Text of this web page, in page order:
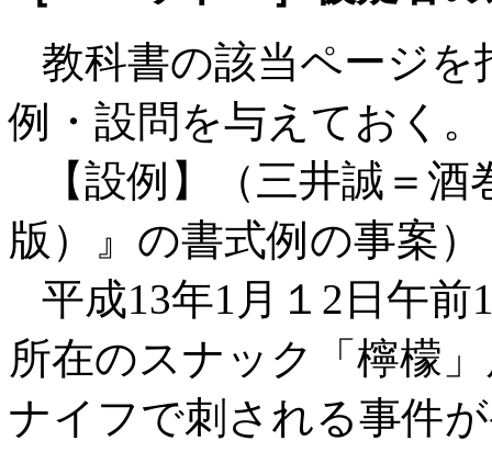
教科書の該当ページを
例・設問を与えておく。
【設例】（三井誠＝酒
版）』の書式例の事案）
平成13年1月１2日午
所在のスナック「檸檬
ナイフで刺される事件